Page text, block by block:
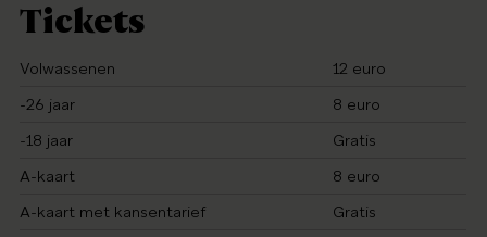
Tickets
Volwassenen
12 euro
-26 jaar
8 euro
-18 jaar
Gratis
A-kaart
8 euro
A-kaart met kansentarief
Gratis